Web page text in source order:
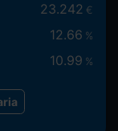
23.242 €
12.66 %
10.99 %